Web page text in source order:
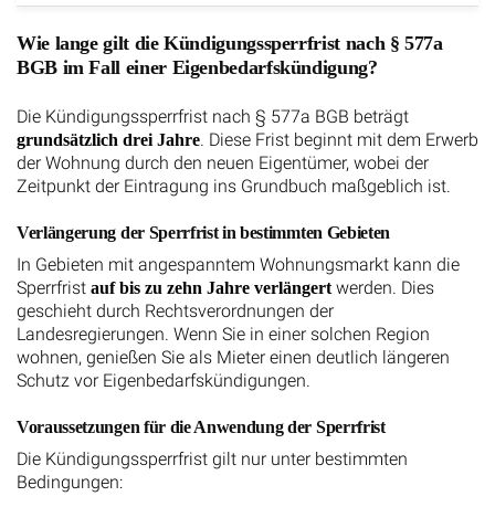
Wie lange gilt die Kündigungssperrfrist nach § 577a
BGB im Fall einer Eigenbedarfskündigung?
Die Kündigungssperrfrist nach § 577a BGB beträgt
grundsätzlich drei Jahre. Diese Frist beginnt mit dem Erwerb
der Wohnung durch den neuen Eigentümer, wobei der
Zeitpunkt der Eintragung ins Grundbuch maßgeblich ist.
Verlängerung der Sperrfrist in bestimmten Gebieten
In Gebieten mit angespanntem Wohnungsmarkt kann die
Sperrfrist auf bis zu zehn Jahre verlängertwerden. Dies
geschieht durch Rechtsverordnungen der
Landesregierungen. Wenn Sie in einer solchen Region
wohnen, genießen Sie als Mieter einen deutlich längeren
Schutz vor Eigenbedarfskündigungen.
Voraussetzungen für die Anwendung der Sperrfrist
Die Kündigungssperrfrist gilt nur unter bestimmten
Bedingungen: